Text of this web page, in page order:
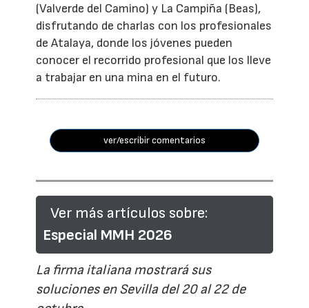
(Valverde del Camino) y La Campiña (Beas),
disfrutando de charlas con los profesionales
de Atalaya, donde los jóvenes pueden
conocer el recorrido profesional que los lleve
a trabajar en una mina en el futuro.
ver/escribir comentarios
Ver más artículos sobre:
Especial MMH 2026
La firma italiana mostrará sus
soluciones en Sevilla del 20 al 22 de